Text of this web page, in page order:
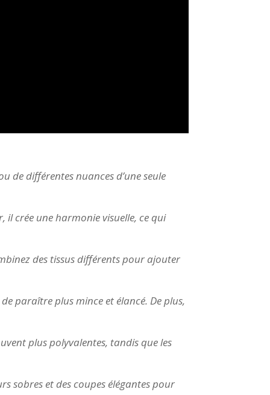
de différentes nuances d’une seule
crée une harmonie visuelle, ce qui
des tissus différents pour ajouter
paraître plus mince et élancé. De plus,
plus polyvalentes, tandis que les
sobres et des coupes élégantes pour